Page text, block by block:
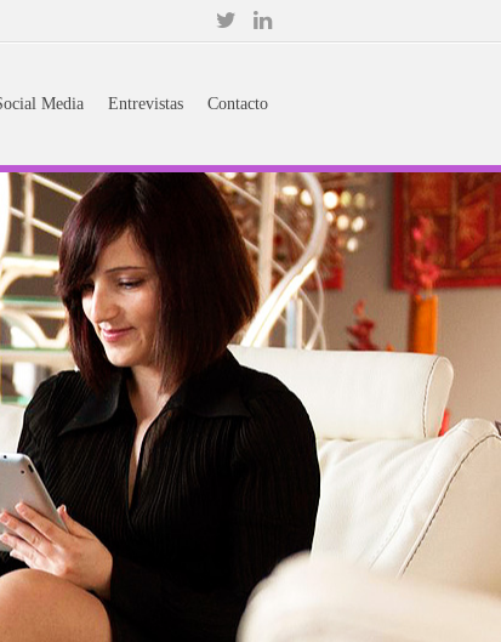
Media Entrevistas Contacto